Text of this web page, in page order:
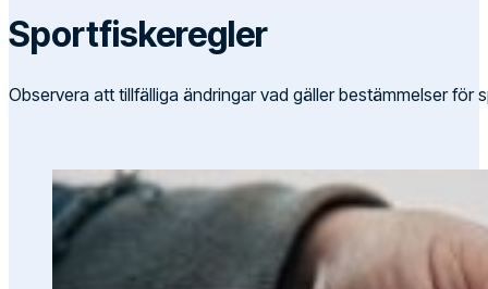
Sportfiskeregler
Observera att tillfälliga ändringar vad gäller bestämmelser